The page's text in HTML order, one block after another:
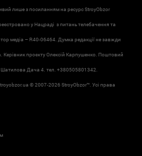
лише з посиланням на ресурс StroyObzor
у Нацраді з питань телебачення та
медіа – R40-06464. Думка редакції не завжди
Керівник проєкту Олексій Карпушенко. Поштовий
Шатилова Дача 4. тел. +380505801342.
© 2007-2026 StroyObzor™. Усі права